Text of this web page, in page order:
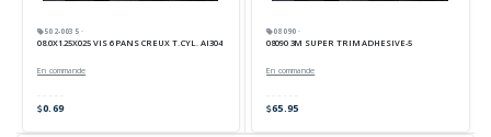
502-0035 ·
08.0X1.25X025 VIS 6 PANS CREUX T. CYL. AI304
En commande
0.69
08090 ·
08090 3M SUPER TRIM ADHESIVE-5
En commande
65.95